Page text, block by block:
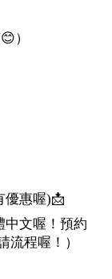
）
優惠喔)📩
中文喔！預約
流程喔！）